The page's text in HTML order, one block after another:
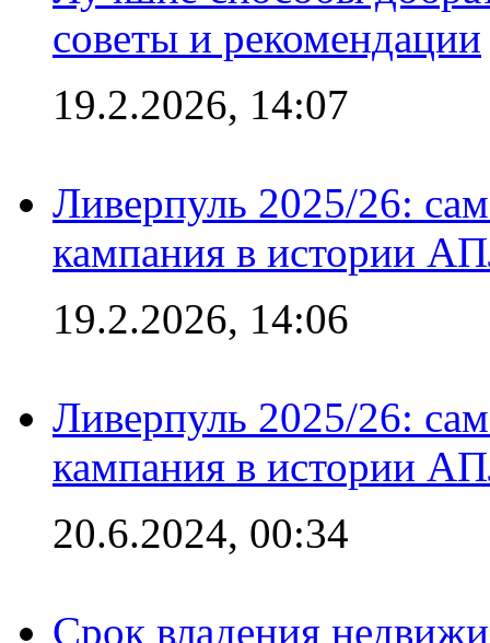
советы и рекомендации
19.2.2026, 14:07
Ливерпуль 2025/26:
кампания в истории
19.2.2026, 14:06
Ливерпуль 2025/26:
кампания в истории
20.6.2024, 00:34
Срок владения